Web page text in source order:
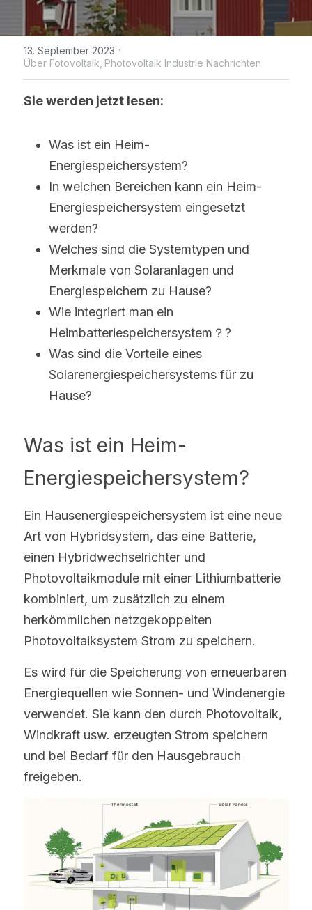
IBC Solarmodul-Technologie
Bifaciale Solarmodul-Technologi
Shingled Solarmodule Technologi
Zeitlich begrenzte Aktion
Broschüre
Photovoltaik Technologie Neuigk
Maysun Solar Nachrichten
Kontaktieren Sie uns
Treten der Facebook-Gruppe bei
WhatsApp
13. September 2023 ·
Über Fotovoltaik, Photovoltaik Industrie Nachrichten
Sie werden jetzt lesen:
Was ist ein Heim-
Energiespeichersystem?
In welchen Bereichen kann ein Heim-
Energiespeichersystem eingesetzt
werden?
Welches sind die Systemtypen und
Merkmale von Solaranlagen und
Energiespeichern zu Hause?
Wie integriert man ein
Heimbatteriespeichersystem？?
Was sind die Vorteile eines
Solarenergiespeichersystems für zu
Hause?
Was ist ein Heim-
Energiespeichersystem?
Ein Hausenergiespeichersystem ist eine neue
Art von Hybridsystem, das eine Batterie,
einen Hybridwechselrichter und
Photovoltaikmodule mit einer Lithiumbatterie
kombiniert, um zusätzlich zu einem
herkömmlichen netzgekoppelten
Photovoltaiksystem Strom zu speichern.
Es wird für die Speicherung von erneuerbaren
Energiequellen wie Sonnen- und Windenergie
verwendet. Sie kann den durch Photovoltaik,
Windkraft usw. erzeugten Strom speichern
und bei Bedarf für den Hausgebrauch
freigeben.